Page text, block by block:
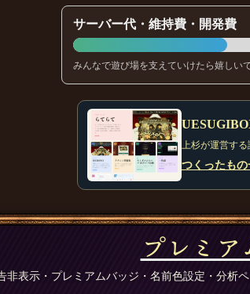
サーバー代・維持費・開発費
みんなで遊び場を支えていけたら嬉しいで
上杉が運営す
つくったもの
プレミ
非表示・プレミアムバッジ・名前色設定・分析